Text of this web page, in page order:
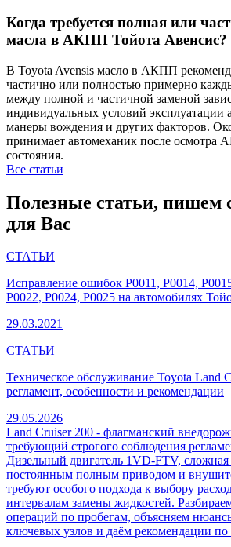
Когда требуется полная или
масла в АКПП Тойота Авенсис?
В Toyota Avensis масло в АКПП
частично или полностью примерно
между полной и частичной заменой
индивидуальных условий эксплуатации
манеры вождения и других факторов.
принимает автомеханик после осмотра
состояния.
Все статьи
Полезные статьи, пишем
для Вас
СТАТЬИ
Исправление ошибок P0011, P0014,
P0022, P0024, P0025 на автомобилях
29.03.2021
СТАТЬИ
Техническое обслуживание Toyota Land
регламент, особенности и рекомендации
29.05.2026
Land Cruiser 200 - флагманский
требующий строгого соблюдения
Дизельный двигатель 1VD-FTV, сложная
постоянным полным приводом и
требуют особого подхода к выбору
интервалам замены жидкостей.
операций по пробегам, объясняем
ключевых узлов и даём рекомендации